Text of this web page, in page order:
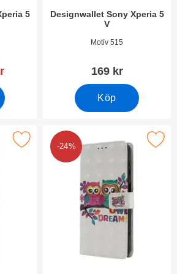
5
Designwallet Sony Xperia 5
V
Art. nr 49512Motiv 515
169 kr
Köp
Sony Xperia 5 V som favorit
-24%
Makera designwallet Sony